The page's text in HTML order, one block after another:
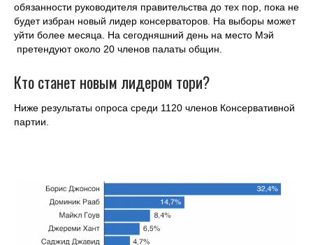
обязанности руководителя правительства до тех пор, пока не
будет избран новый лидер консерваторов. На выборы может
уйти более месяца. На сегодняшний день на место Мэй
претендуют около 20 членов палаты общин.
Кто станет новым лидером тори?
Ниже результаты опроса среди 1120 членов Консервативной
партии.